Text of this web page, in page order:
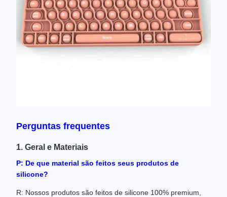
Perguntas frequentes
1. Geral e Materiais
P: De que material são feitos seus produtos de
silicone?
R: Nossos produtos são feitos de silicone 100% premium,